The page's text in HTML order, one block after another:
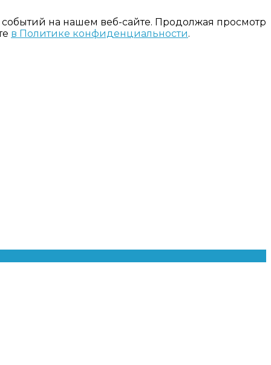
на нашем веб-сайте. Продолжая просмотр
в Политике конфиденциальности.